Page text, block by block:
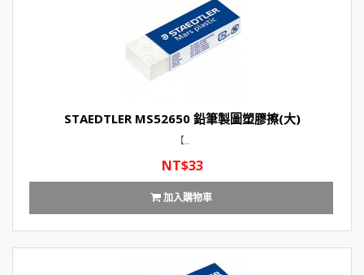
STAEDTLER MS52650 鉛筆製圖塑膠擦(大)
【..
NT$33
加入購物車